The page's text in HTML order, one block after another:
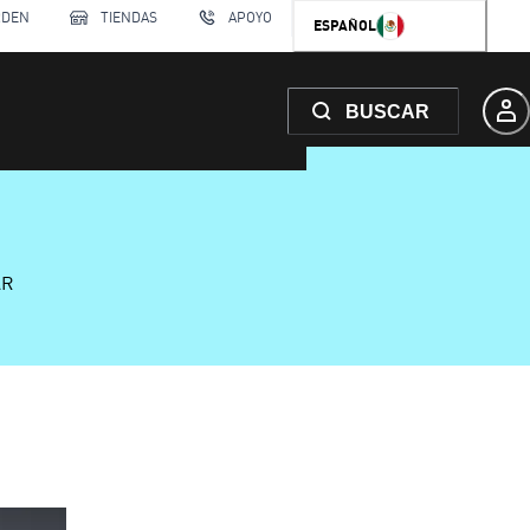
TIENDAS APOYO ESPAÑOL
BUSCAR